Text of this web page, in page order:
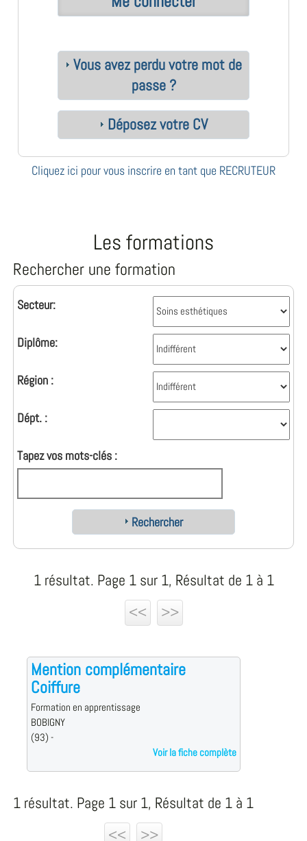
Vous avez perdu votre mot de
passe ?
Déposez votre CV
Cliquez ici pour vous inscrire en tant que RECRUTEUR
Les formations
Rechercher une formation
Secteur:
Diplôme:
Région :
Dépt. :
Tapez vos mots-clés :
Rechercher
1 résultat. Page 1 sur 1, Résultat de 1 à 1
<<
>>
Mention complémentaire
Coiffure
Formation en apprentissage
BOBIGNY
(93) -
Voir la fiche complète
1 résultat. Page 1 sur 1, Résultat de 1 à 1
<<
>>